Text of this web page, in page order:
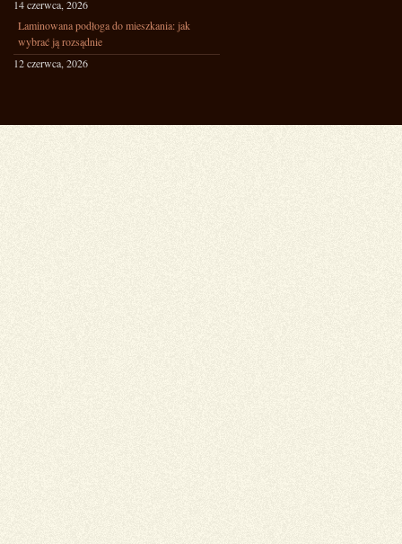
14 czerwca, 2026
Laminowana podłoga do mieszkania: jak
wybrać ją rozsądnie
12 czerwca, 2026